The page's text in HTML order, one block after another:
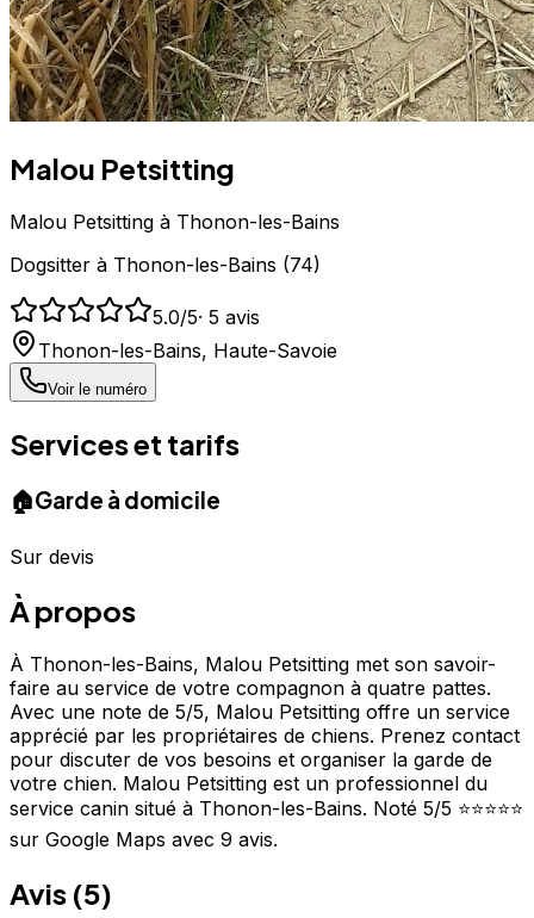
Malou Petsitting
Malou Petsitting à Thonon-les-Bains
Dogsitter à Thonon-les-Bains (74)
5.0/5· 5 avis
Thonon-les-Bains, Haute-Savoie
Voir le numéro
Services et tarifs
🏠Garde à domicile
Sur devis
À propos
À Thonon-les-Bains, Malou Petsitting met son savoir-
faire au service de votre compagnon à quatre pattes.
Avec une note de 5/5, Malou Petsitting offre un service
apprécié par les propriétaires de chiens. Prenez contact
pour discuter de vos besoins et organiser la garde de
votre chien. Malou Petsitting est un professionnel du
service canin situé à Thonon-les-Bains. Noté 5/5 ⭐⭐⭐⭐⭐
sur Google Maps avec 9 avis.
Avis (5)